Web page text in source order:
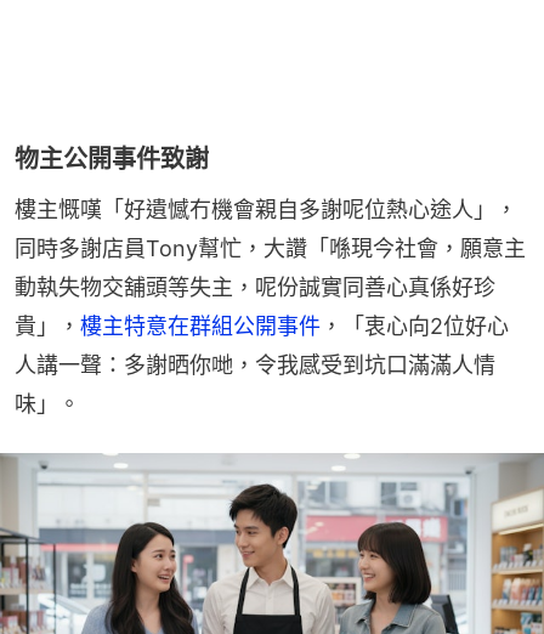
物主公開事件致謝
樓主慨嘆「好遺憾冇機會親自多謝呢位熱心途人」，
同時多謝店員Tony幫忙，大讚「喺現今社會，願意主
動執失物交舖頭等失主，呢份誠實同善心真係好珍
貴」， 樓主特意在群組公開事件 ，「衷心向2位好心
人講一聲：多謝晒你哋，令我感受到坑口滿滿人情
味」。